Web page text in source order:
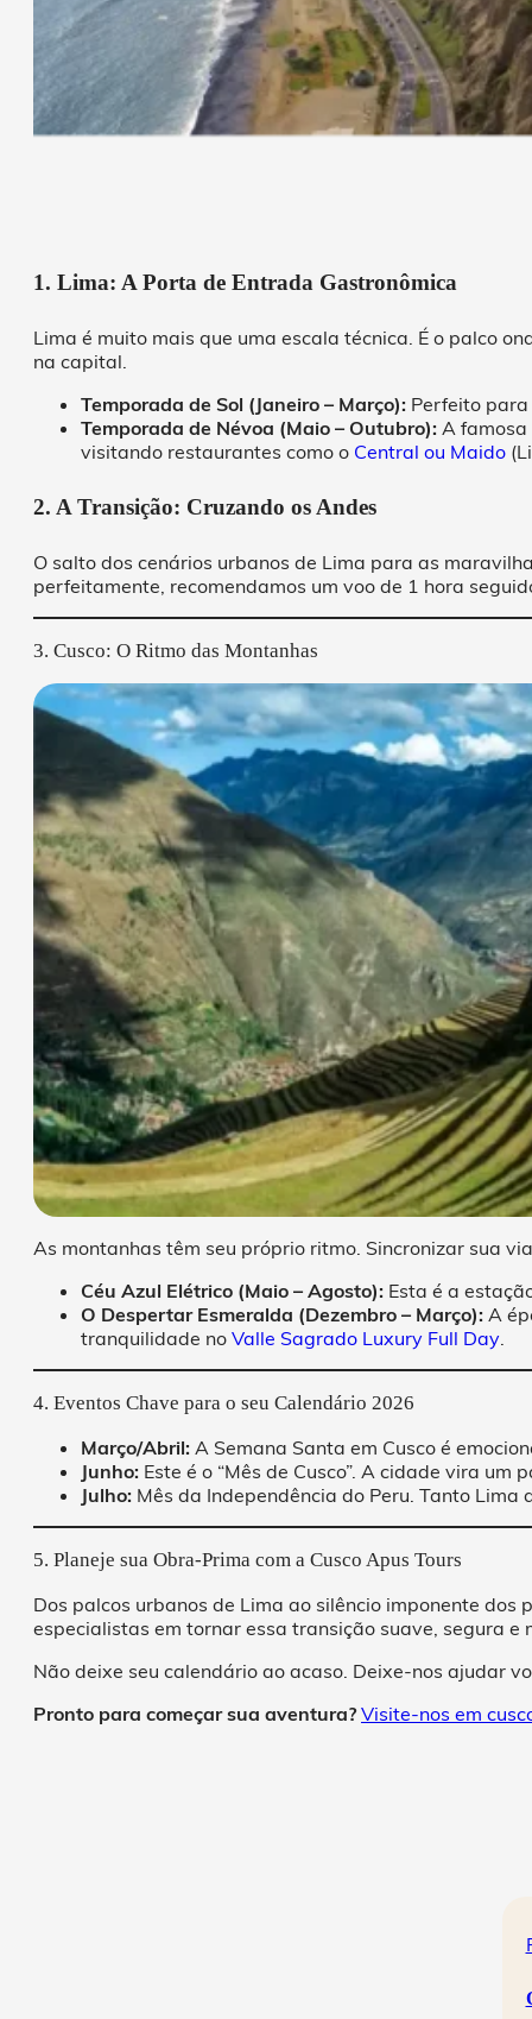
1. Lima: A Porta de Entrada Gastronômica
Lima é muito mais que uma escala técnica. É o palco
na capital.
Temporada de Sol (Janeiro – Março): Perfeito
Temporada de Névoa (Maio – Outubro): A famosa
visitando restaurantes como o Central ou Maido
2. A Transição: Cruzando os Andes
O salto dos cenários urbanos de Lima para as
perfeitamente, recomendamos um voo de 1 hora
3. Cusco: O Ritmo das Montanhas
As montanhas têm seu próprio ritmo. Sincronizar sua
Céu Azul Elétrico (Maio – Agosto): Esta é a
O Despertar Esmeralda (Dezembro – Março): A
tranquilidade no Valle Sagrado Luxury Full Day
4. Eventos Chave para o seu Calendário 2026
Março/Abril: A Semana Santa em Cusco é
Junho: Este é o “Mês de Cusco”. A cidade vira
Julho: Mês da Independência do Peru. Tanto
5. Planeje sua Obra-Prima com a Cusco Apus Tours
Dos palcos urbanos de Lima ao silêncio imponente
especialistas em tornar essa transição suave, segura e
Não deixe seu calendário ao acaso. Deixe-nos ajudar
Pronto para começar sua aventura? Visite-nos em